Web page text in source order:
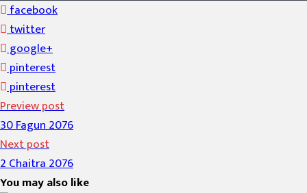
facebook
twitter
google+
pinterest
pinterest
Preview post
30 Fagun 2076
Next post
2 Chaitra 2076
You may also like